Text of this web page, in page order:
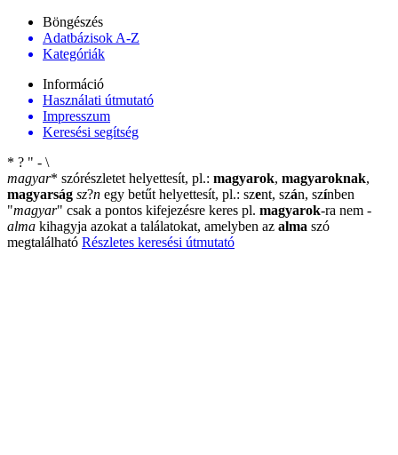
Böngészés
Adatbázisok A-Z
Kategóriák
Információ
Használati útmutató
Impresszum
Keresési segítség
* ? " - \
magyar* szórészletet helyettesít, pl.: magyarok, magyaroknak,
magyarság sz?n egy betűt helyettesít, pl.: szent, szán, színben
"magyar" csak a pontos kifejezésre keres pl. magyarok-ra nem -
alma kihagyja azokat a találatokat, amelyben az alma szó
megtalálható Részletes keresési útmutató